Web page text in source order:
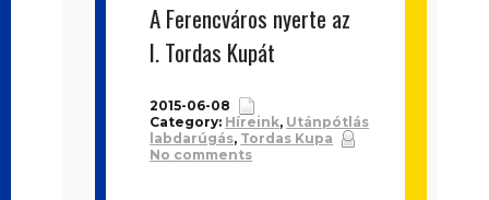
A Ferencváros nyerte az
I. Tordas Kupát
2015-06-08
Category: Híreink, Utánpótlás
labdarúgás, Tordas Kupa
No comments